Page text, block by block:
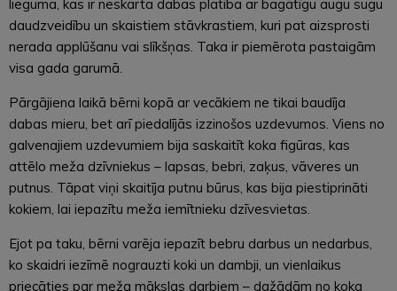
lieguma, kas ir neskarta dabas platība ar bagātīgu augu sugu
daudzveidību un skaistiem stāvkrastiem, kuri pat aizsprosti
nerada applūšanu vai slīkšņas. Taka ir piemērota pastaigām
visa gada garumā.
Pārgājiena laikā bērni kopā ar vecākiem ne tikai baudīja
dabas mieru, bet arī piedalījās izzinošos uzdevumos. Viens no
galvenajiem uzdevumiem bija saskaitīt koka figūras, kas
attēlo meža dzīvniekus – lapsas, bebri, zaķus, vāveres un
putnus. Tāpat viņi skaitīja putnu būrus, kas bija piestiprināti
kokiem, lai iepazītu meža iemītnieku dzīvesvietas.
Ejot pa taku, bērni varēja iepazīt bebru darbus un nedarbus,
ko skaidri iezīmē nograuzti koki un dambji, un vienlaikus
priecāties par meža mākslas darbiem – dažādām no koka